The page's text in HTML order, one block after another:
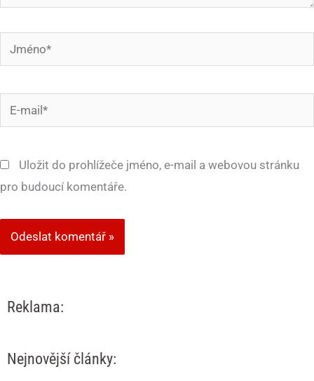
Jméno*
mail*
Uložit do prohlížeče jméno, e-mail a webovou stránku
pro budoucí komentáře.
Reklama:
Nejnovější články: